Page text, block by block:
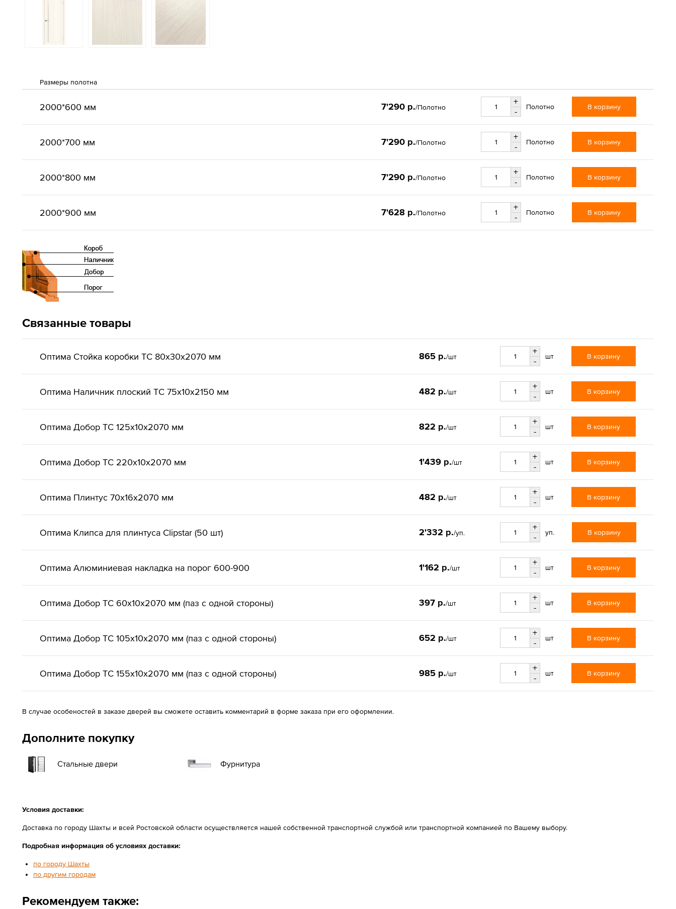
Размеры полотна
2000*600 мм 7'290 р./Полотно
+
-
Полотно В корзину
2000*700 мм 7'290 р./Полотно
+
-
Полотно В корзину
2000*800 мм 7'290 р./Полотно
+
-
Полотно В корзину
2000*900 мм 7'628 р./Полотно
+
-
Полотно В корзину
Связанные товары
Оптима Стойка коробки ТС 80х30х2070 мм 865 р./шт
+
-
шт В корзину
Оптима Наличник плоский ТС 75х10х2150 мм 482 р./шт
+
-
шт В корзину
Оптима Добор ТС 125х10х2070 мм 822 р./шт
+
-
шт В корзину
Оптима Добор ТС 220х10х2070 мм 1'439 р./шт
+
-
шт В корзину
Оптима Плинтус 70х16х2070 мм 482 р./шт
+
-
шт В корзину
Оптима Клипса для плинтуса Clipstar (50 шт) 2'332 р./уп.
+
-
уп. В корзину
Оптима Алюминиевая накладка на порог 600-900 1'162 р./шт
+
-
шт В корзину
Оптима Добор ТС 60х10х2070 мм (паз с одной стороны) 397 р./шт
+
-
шт В корзину
Оптима Добор ТС 105х10х2070 мм (паз с одной стороны) 652 р./шт
+
-
шт В корзину
Оптима Добор ТС 155х10х2070 мм (паз с одной стороны) 985 р./шт
+
-
шт В корзину
В случае особеностей в заказе дверей вы сможете оставить комментарий в форме заказа при его оформлении.
Дополните покупку
Стальные двери Фурнитура
Условия доставки:
Доставка по городу Шахты и всей Ростовской области осуществляется нашей собственной транспортной службой или транспортной компанией по Вашему выбору.
Подробная информация об условиях доставки:
по городу Шахты
по другим городам
Рекомендуем также: